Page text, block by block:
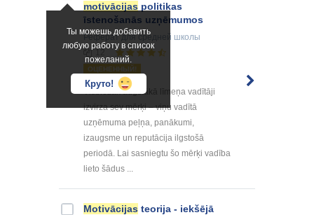
Ты можешь добавить
любую работу в список
пожеланий.
Круто!
motivācijas politikas
īstenošanās uzņēmumos
Рефератдля средней школы
ОЦЕНЕННЫЙ!
Visbiežāk augstākā līmeņa vadītāji
izvirza sev mērķi – viņu vadītā
uzņēmuma peļņa, panākumi,
izaugsme un reputācija ilgstošā
periodā. Lai sasniegtu šo mērķi vadība
lieto šādus ...
Motivācijas teorija - iekšējā